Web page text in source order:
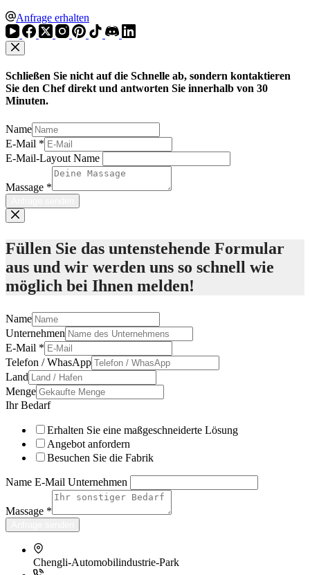
Anfrage erhalten
Schließen Sie nicht auf die Schnelle ab, sondern kontaktieren
Sie den Chef direkt und antworten Sie innerhalb von 30
Minuten.
Name
E-Mail *
E-Mail-Layout Name
Massage *
Füllen Sie das untenstehende Formular
aus und wir werden uns so schnell wie
möglich bei Ihnen melden!
Name
Unternehmen
E-Mail *
Telefon / WhasApp
Land
Menge
Ihr Bedarf
Erhalten Sie eine maßgeschneiderte Lösung
Angebot anfordern
Besuchen Sie die Fabrik
Name E-Mail Unternehmen
Massage *
Chengli-Automobilindustrie-Park